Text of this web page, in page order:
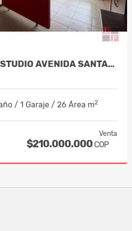
VENTA APARTAESTUDIO AVENIDA SANTANDE…
/ 1 Garaje / 26 Área m2
Venta
$210.000.000 COP